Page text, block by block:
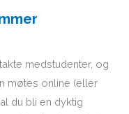
medstudenter, og
møtes online (eller
du bli en dyktig